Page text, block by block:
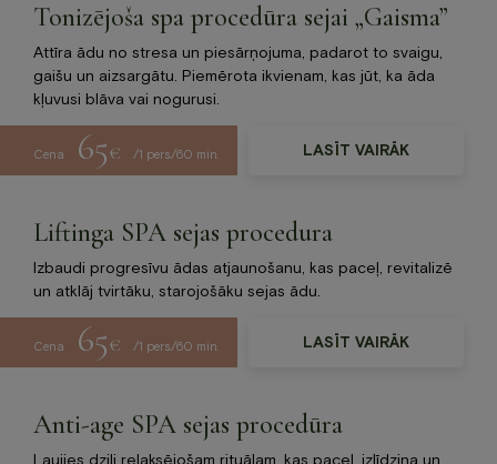
Tonizējoša spa procedūra sejai „Gaisma”
Attīra ādu no stresa un piesārņojuma, padarot to svaigu,
gaišu un aizsargātu. Piemērota ikvienam, kas jūt, ka āda
kļuvusi blāva vai nogurusi.
LASĪT VAIRĀK
Cena 65€ /1 pers./60 min.
Liftinga SPA sejas procedura
Izbaudi progresīvu ādas atjaunošanu, kas paceļ, revitalizē
un atklāj tvirtāku, starojošāku sejas ādu.
LASĪT VAIRĀK
Cena 65€ /1 pers./60 min.
Anti-age SPA sejas procedūra
Ļaujies dziļi relaksējošam rituālam, kas paceļ, izlīdzina un